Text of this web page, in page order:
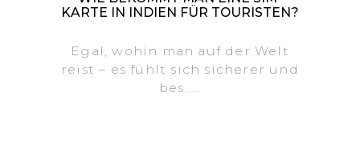
KARTE IN INDIEN FÜR TOURISTEN?
Egal, wohin man auf der Welt
reist – es fühlt sich sicherer und
bes.....